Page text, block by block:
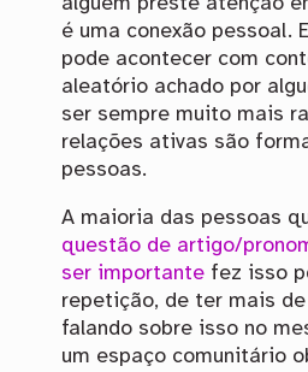
é uma conexão pessoal.
pode acontecer com
aleatório achado por
ser sempre muito mais
relações ativas são
pessoas.
A maioria das pessoas
questão de artigo/
ser importantefez isso
repetição, de ter mais
falando sobre isso no
um espaço comunitário